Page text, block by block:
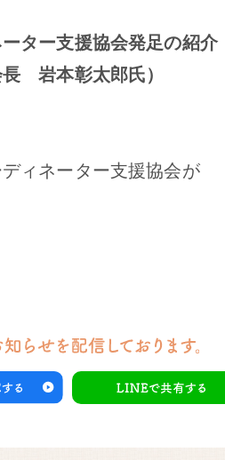
ター支援協会発足の紹介
岩本彰太郎氏）
ィネーター支援協会が